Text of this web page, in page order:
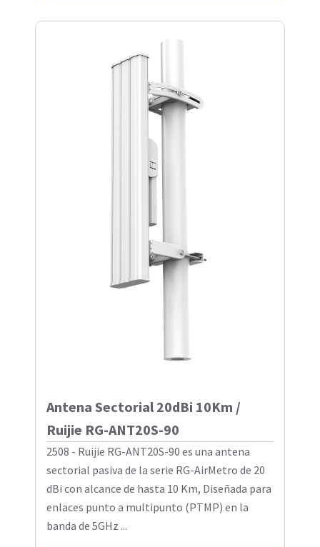
Antena Sectorial 20dBi 10Km /
Ruijie RG-ANT20S-90
2508 - Ruijie RG-ANT20S-90 es una antena
sectorial pasiva de la serie RG-AirMetro de 20
dBi con alcance de hasta 10 Km, Diseñada para
enlaces punto a multipunto (PTMP) en la
banda de 5GHz ...